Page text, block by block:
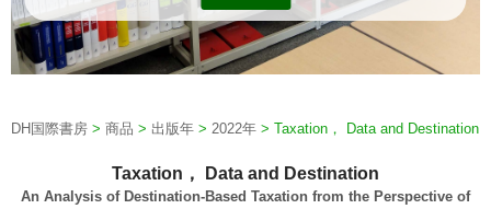
DH国際書房 > 商品 > 出版年 > 2022年 > Taxation， Data and Destination
Taxation， Data and Destination
An Analysis of Destination-Based Taxation from the Perspective of